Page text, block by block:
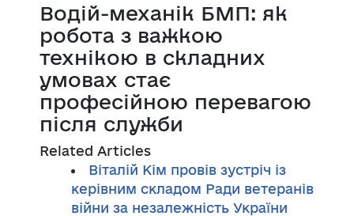
Водій-механік БМП: як
робота з важкою
технікою в складних
умовах стає
професійною перевагою
після служби
Related Articles
Віталій Кім провів зустріч із
керівним складом Ради ветеранів
війни за незалежність України